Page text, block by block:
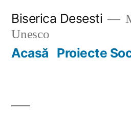
content
Biserica Desesti
Unesco
Acasă Proiecte